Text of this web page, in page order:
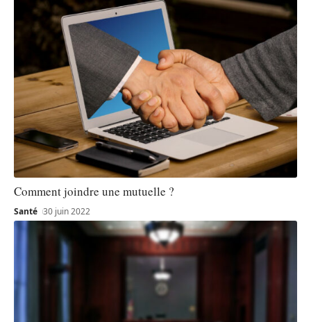
Comment joindre une mutuelle ?
Santé 30 juin 2022